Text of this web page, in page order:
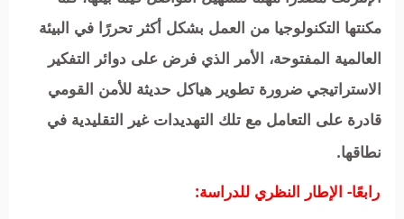
مكنتها التكنولوجيا من العمل بشكل أكثر تحررًا في البيئة
العالمية المفتوحة، الأمر الذي فرض على دوائر التفكير
الاستراتيجي ضرورة تطوير هياكل حديثة للأمن القومي
قادرة على التعامل مع تلك التهديدات غير التقليدية في
نطاقها.
رابعًا- الإطار النظري للدر اسة: